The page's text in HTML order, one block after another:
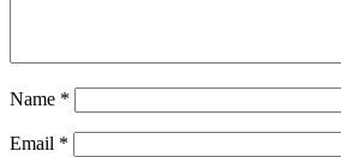
Name *
Email *